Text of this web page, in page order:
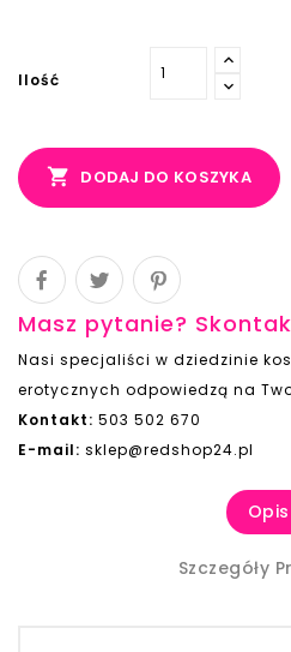
Ilość
 DODAJ DO KOSZYKA
Masz pytanie?
Nasi specjaliści w dziedzinie
erotycznych odpowiedzą na
Kontakt: 503 502 670
E-mail: sklep@redshop24.pl
Opis
Szczegóły